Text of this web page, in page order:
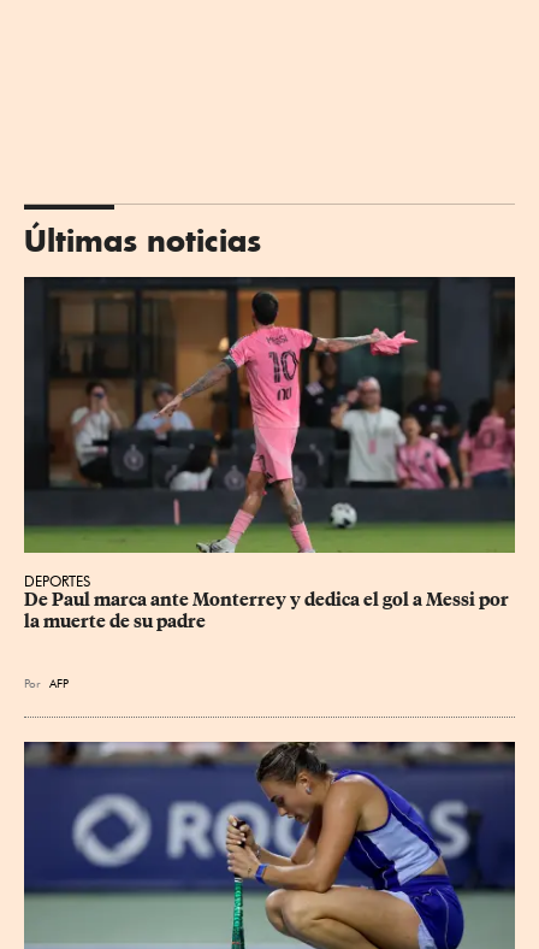
Últimas noticias
DEPORTES
De Paul marca ante Monterrey y dedica el gol a Messi por
la muerte de su padre
Por AFP